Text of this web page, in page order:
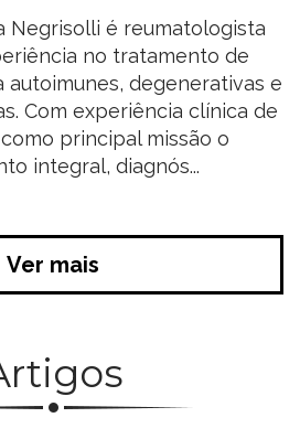
Negrisolli é reumatologista
no tratamento de
autoimunes, degenerativas e
Com experiência clínica de
principal missão o
integral, diagnós...
Ver mais